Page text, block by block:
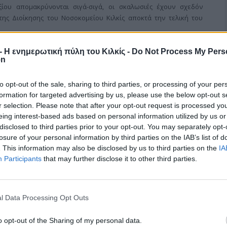
Η ενημερωτική πύλη του Κιλκίς - Do Not Process My
opt-out of the sale, sharing to third parties, or processing of your
for targeted advertising by us, please use the below opt-out
selection. Please note that after your opt-out request is processed
interest-based ads based on personal information utilized by us
to third parties prior to your opt-out. You may separately
of your personal information by third parties on the IAB’s list of
This information may also be disclosed by us to third parties on the
Participants that may further disclose it to other third parties.
Data Processing Opt Outs
opt-out of the Sharing of my personal data.
απομακρύνονται σιγά-σιγά, οι σκαλωσιές έχουν σχεδόν
Διοίκησης του Νοσοκομείου Κιλκίς αποκτά την τελική του
(ΚΟΜΥ) σε Μεγάλη Βρύση, Βαπτιστή,
δομών του Δήμου Κιλκίς καταρτίστηκε για τον Αύγουστο
επισκέψεων της Κινητής Ομάδας Υγείας (ΚΟΜΥ) σε τέσσερα